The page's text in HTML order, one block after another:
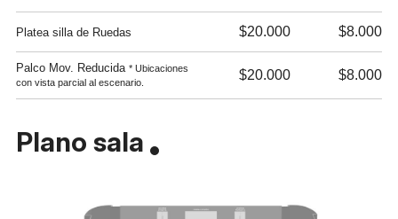
Platea silla de Ruedas $20.000 $8.000
Palco Mov. Reducida * Ubicaciones
con vista parcial al escenario.
$20.000 $8.000
Plano sala